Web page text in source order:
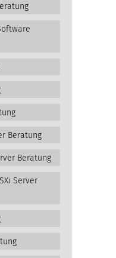
Beratung
Beratung
Server